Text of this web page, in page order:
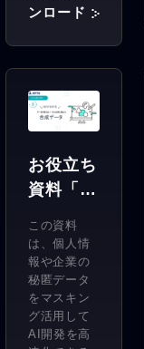
ンロード
お役立ち
資料「3
る合成
データ」
この資料
は、個人情
報や企業の
秘匿データ
をマスキン
グ活用して
AI開発を高